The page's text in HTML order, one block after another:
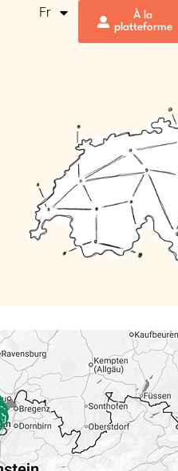
Fr
À la
platteforme